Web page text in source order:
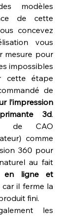
modèles
de cette
concevez
vous
mesure pour
impossibles
cette étape
l’impression
3d.
de CAO
comme
360 pour
au fait
en ligne et
car il ferme la
fini.
les